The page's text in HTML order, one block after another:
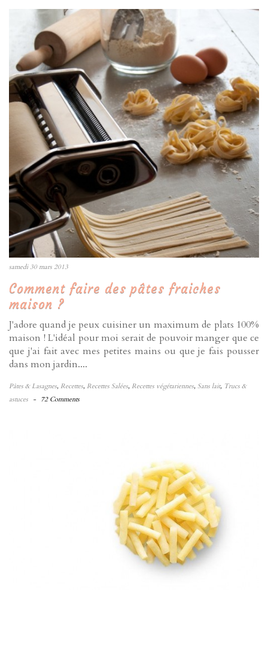
samedi 30 mars 2013
Comment faire des pâtes fraiches
maison ?
J'adore quand je peux cuisiner un maximum de plats 100%
maison ! L'idéal pour moi serait de pouvoir manger que ce
que j'ai fait avec mes petites mains ou que je fais pousser
dans mon jardin....
Pâtes & Lasagnes, Recettes, Recettes Salées, Recettes végétariennes, Sans lait, Trucs &
astuces - 72 Comments